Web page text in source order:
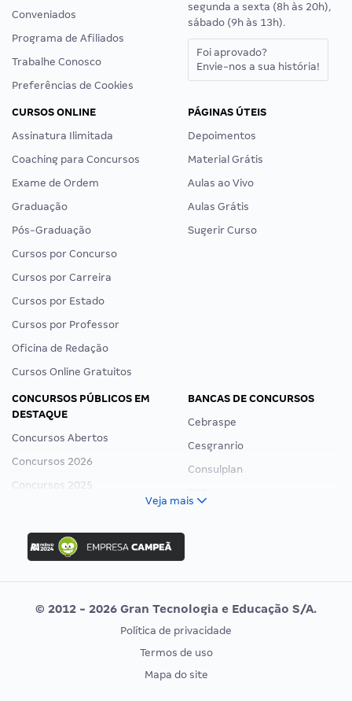
Conveniados
Programa de Afiliados
Trabalhe Conosco
Preferências de Cookies
segunda a sexta (8h às 20h),
sábado (9h às 13h).
Foi aprovado?
Envie-nos a sua história!
CURSOS ONLINE
Assinatura Ilimitada
Coaching para Concursos
Exame de Ordem
Graduação
Pós-Graduação
Cursos por Concurso
Cursos por Carreira
Cursos por Estado
Cursos por Professor
Oficina de Redação
Cursos Online Gratuitos
PÁGINAS ÚTEIS
Depoimentos
Material Grátis
Aulas ao Vivo
Aulas Grátis
Sugerir Curso
CONCURSOS PÚBLICOS EM
DESTAQUE
Concursos Abertos
Concursos 2026
Concursos 2025
Concurso Ibama
Concurso MPU
Editais publicados
BANCAS DE CONCURSOS
Cebraspe
Cesgranrio
Consulplan
Vunesp
CONCURSOS POR PROFISSÃO
EXAME DE ORDEM
Veja mais
© 2012 - 2026 Gran Tecnologia e Educação S/A.
Política de privacidade
Termos de uso
Mapa do site